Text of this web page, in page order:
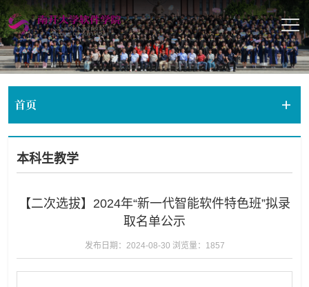
首页
本科生教学
【二次选拔】2024年“新一代智能软件特色班”拟录
取名单公示
发布日期：2024-08-30 浏览量： 1857